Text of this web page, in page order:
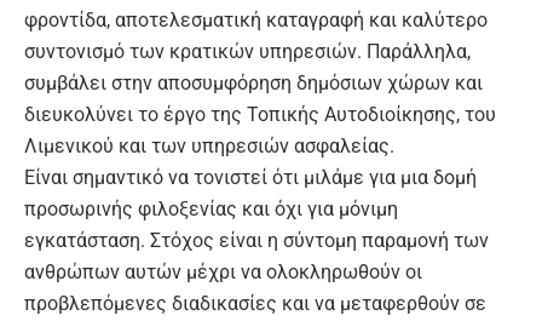
φροντίδα, αποτελεσματική καταγραφή και καλύτερο
συντονισμό των κρατικών υπηρεσιών. Παράλληλα,
συμβάλει στην αποσυμφόρηση δημόσιων χώρων και
διευκολύνει το έργο της Τοπικής Αυτοδιοίκησης, του
Λιμενικού και των υπηρεσιών ασφαλείας.
Είναι σημαντικό να τονιστεί ότι μιλάμε για μια δομή
προσωρινής φιλοξενίας και όχι για μόνιμη
εγκατάσταση. Στόχος είναι η σύντομη παραμονή των
ανθρώπων αυτών μέχρι να ολοκληρωθούν οι
προβλεπόμενες διαδικασίες και να μεταφερθούν σε